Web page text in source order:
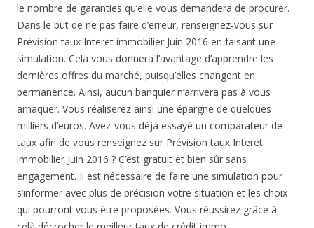
le nombre de garanties qu’elle vous demandera de procurer.
Dans le but de ne pas faire d’erreur, renseignez-vous sur
Prévision taux Interet immobilier Juin 2016 en faisant une
simulation. Cela vous donnera l’avantage d’apprendre les
dernières offres du marché, puisqu’elles changent en
permanence. Ainsi, aucun banquier n’arrivera pas à vous
arnaquer. Vous réaliserez ainsi une épargne de quelques
milliers d’euros. Avez-vous déjà essayé un comparateur de
taux afin de vous renseignez sur Prévision taux Interet
immobilier Juin 2016 ? C’est gratuit et bien sûr sans
engagement. Il est nécessaire de faire une simulation pour
s’informer avec plus de précision votre situation et les choix
qui pourront vous être proposées. Vous réussirez grâce à